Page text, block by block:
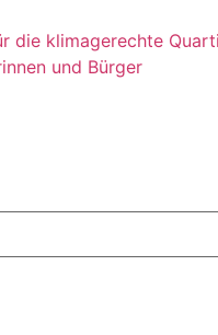
die klimagerechte
und Bürger